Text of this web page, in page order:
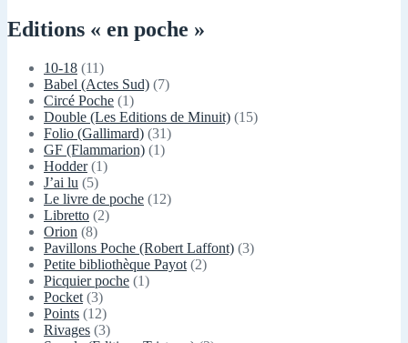
Editions « en poche »
10-18 (11)
Babel (Actes Sud) (7)
Circé Poche (1)
Double (Les Editions de Minuit) (15)
Folio (Gallimard) (31)
GF (Flammarion) (1)
Hodder(1)
J’ai lu (5)
Le livre de poche (12)
Libretto (2)
Orion (8)
Pavillons Poche (Robert Laffont) (3)
Petite bibliothèque Payot (2)
Picquier poche (1)
Pocket (3)
Points (12)
Rivages (3)